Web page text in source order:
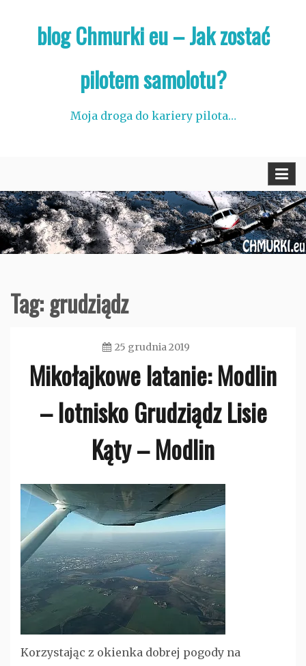
blog Chmurki eu – Jak zostać
pilotem samolotu?
Moja droga do kariery pilota…
Tag:grudziądz
25 grudnia 2019
admin
Mikołajkowe latanie: Modlin
– lotnisko Grudziądz Lisie
Kąty – Modlin
kategorii
Korzystając z okienka dobrej pogody na